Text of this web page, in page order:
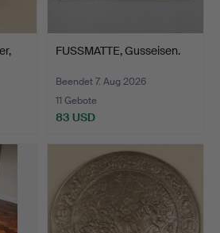
FUSSMATTE, Gusseisen.
Beendet 7. Aug 2026
11 Gebote
83 USD